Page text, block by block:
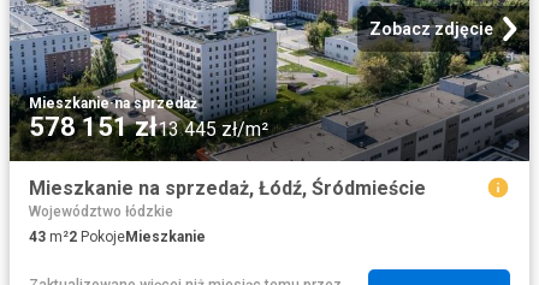
Zobacz zdjęcie
Mieszkanie·na sprzedaż
578 151 zł13 445 zł/m²
Mieszkanie na sprzedaż, Łódź, Śródmieście
Województwo łódzkie
43 m²2 PokojeMieszkanie